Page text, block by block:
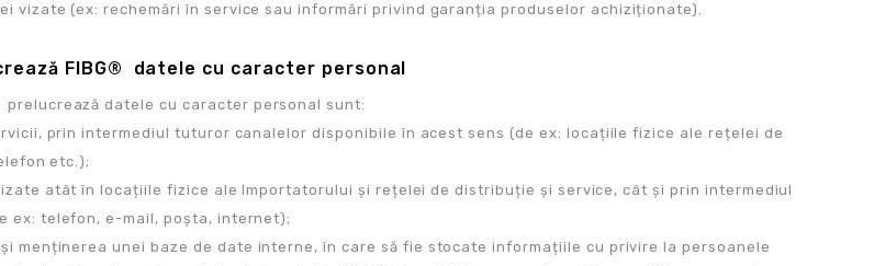
vizate (ex: rechemări în service sau informări privind garanția produselor achiziționate).
FIBG® datele cu caracter personal
prelucrează datele cu caracter personal sunt:
prin intermediul tuturor canalelor disponibile în acest sens (de ex: locațiile fizice ale rețelei de
etc.);
atât în locațiile fizice ale Importatorului și rețelei de distribuție și service, cât și prin intermediul
ex: telefon, e-mail, poșta, internet);
menținerea unei baze de date interne, în care să fie stocate informațiile cu privire la persoanele